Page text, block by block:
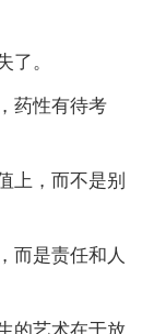
了。
药性有待考
上，而不是别
而是责任和人